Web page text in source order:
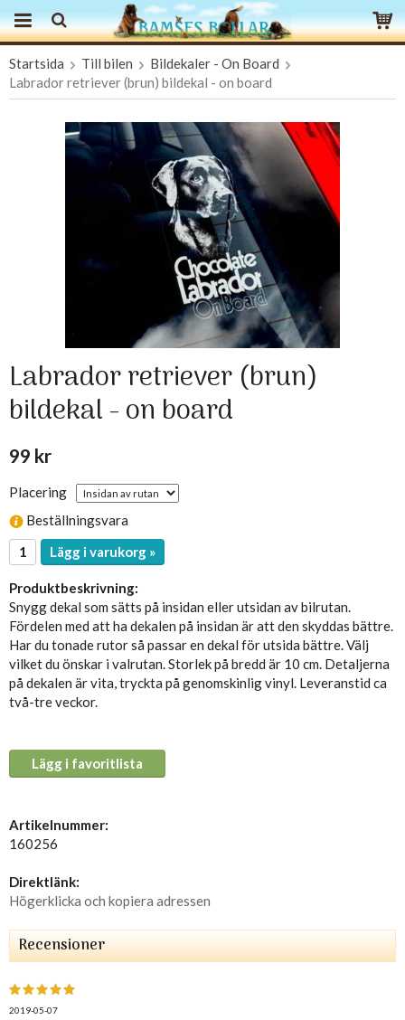
Produkten har blivit tillagd i varukorgen
Startsida Till bilen
Bildekaler - On Board
Labrador retriever (brun) bildekal - on board
Labrador retriever (brun)
bildekal - on board
99 kr
Placering
Beställningsvara
Lägg i varukorg »
Produktbeskrivning:
Snygg dekal som sätts på insidan eller utsidan av bilrutan.
Fördelen med att ha dekalen på insidan är att den skyddas bättre.
Har du tonade rutor så passar en dekal för utsida bättre. Välj
vilket du önskar i valrutan. Storlek på bredd är 10 cm. Detaljerna
på dekalen är vita, tryckta på genomskinlig vinyl. Leveranstid ca
två-tre veckor.
Lägg i favoritlista
Artikelnummer:
160256
Direktlänk:
Högerklicka och kopiera adressen
Recensioner
2019-05-07